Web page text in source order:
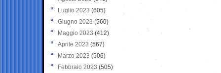
Luglio 2023 (605)
Giugno 2023 (560)
Maggio 2023 (412)
Aprile 2023 (567)
Marzo 2023 (506)
Febbraio 2023 (505)